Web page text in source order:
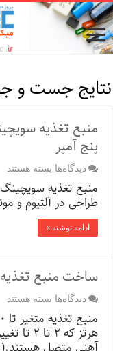
نتایج جست و
پنج آمپر
دیدگاه‌ها برای
تغذیه
سویچینگ
ایزوله
۱۲
۵
ولت
پنج
بسته هستند
طراحی در آلتیوم و
ادامه نوشته »
ساخت منبع
دیدگاه‌ها برای
منبع
تغذیه
متغیر
بسته هستند